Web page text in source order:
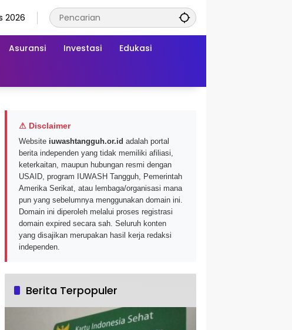
2026
Asuransi Investasi Edukasi
⚠ Disclaimer
Website iuwashtangguh.or.id adalah portal
berita independen yang tidak memiliki afiliasi,
keterkaitan, maupun hubungan resmi dengan
USAID, program IUWASH Tangguh, Pemerintah
Amerika Serikat, atau lembaga/organisasi mana
pun yang sebelumnya menggunakan domain ini.
Domain ini diperoleh melalui proses registrasi
domain expired secara sah. Seluruh konten
yang disajikan merupakan hasil kerja redaksi
independen.
Berita Terpopuler